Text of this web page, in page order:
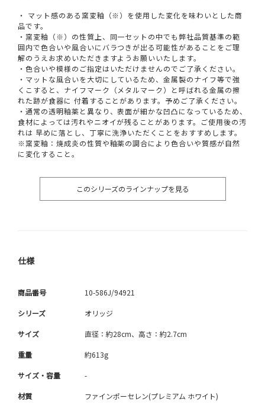
・ マット感のある窯変釉（※）を使用した変化を味わいとした商
品です。
・窯変釉（※）の性質上、同一セットの中でも弊社品質基準の範
囲内で色合いや風合いにバラつきが出る可能性があることをご理
解のうえお求めいただきますようお願いいたします。
・色合いや模様のご指定はいただけませんのでご了承ください。
・マットな風合いを大切にしているため、金属製のナイフ等で強
くこすると、ナイフマーク（メタルマーク）と呼ばれる金属の擦
れた跡が食器に 付着することがあります。予めご了承ください。
・通常の透明釉薬と異なり、表面が細かな凹凸になっているため、
食材によっては汚れやニオイが残ることがあります。ご使用後の汚
れは 早めに落とし、丁寧に洗浄いただくことをおすすめします。
※窯変釉：焼成炎の性質や釉薬の調合により色合いや質感が自然
に変化すること。
このシリーズのラインナップを見る
仕様
商品番号 10-586J/94921
シリーズ オリッジ
サイズ 直径：約28cm、高さ：約2.7cm
重量 約613g
サイズ・容量 -
材質 ファインポーセレン(プレミアム ホワイト)